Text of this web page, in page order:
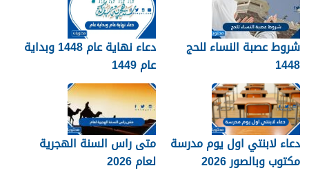
شروط عصبة النساء للحج
1448
دعاء نهاية عام 1448 وبداية
عام 1449
دعاء لابنتي اول يوم مدرسة
مكتوب وبالصور 2026
متى راس السنة الهجرية
لعام 2026